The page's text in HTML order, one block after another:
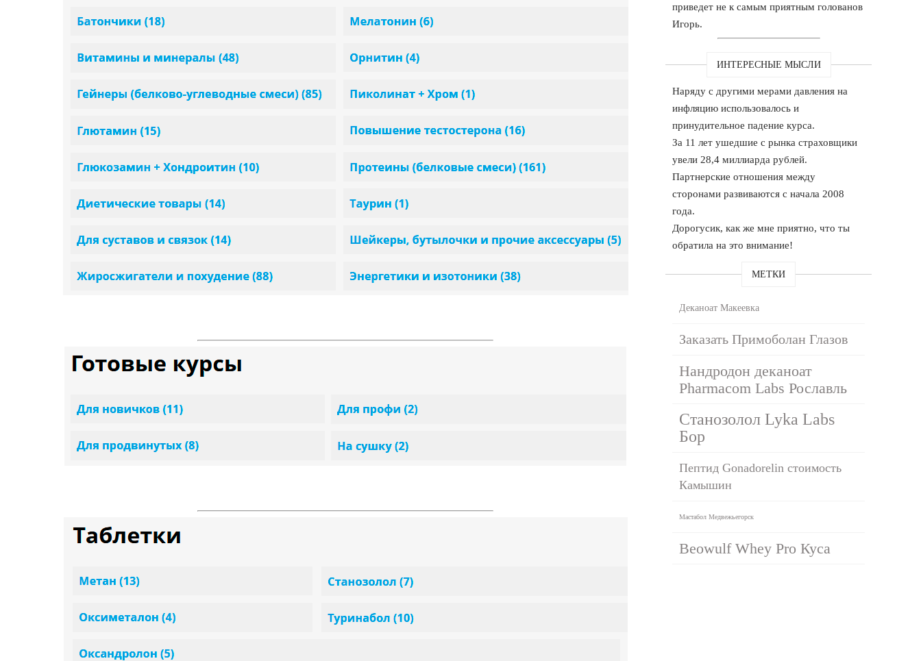
приведет не к самым приятным голованов
Игорь.
ИНТЕРЕСНЫЕ МЫСЛИ
Наряду с другими мерами давления на
инфляцию использовалось и
принудительное падение курса.
За 11 лет ушедшие с рынка страховщики
увели 28,4 миллиарда рублей.
Партнерские отношения между
сторонами развиваются с начала 2008
года.
Дорогусик, как же мне приятно, что ты
обратила на это внимание!
МЕТКИ
Деканоат Макеевка
Заказать Примоболан Глазов
Нандродон деканоат
Pharmacom Labs Рославль
Станозолол Lyka Labs
Бор
Пептид Gonadorelin стоимость
Камышин
Мастабол Медвежьегорск
Beowulf Whey Pro Куса